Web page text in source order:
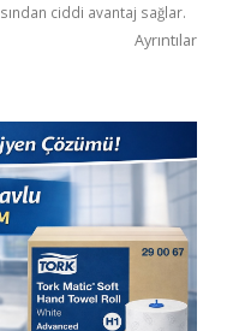
ciddi avantaj sağlar.
Ayrıntılar